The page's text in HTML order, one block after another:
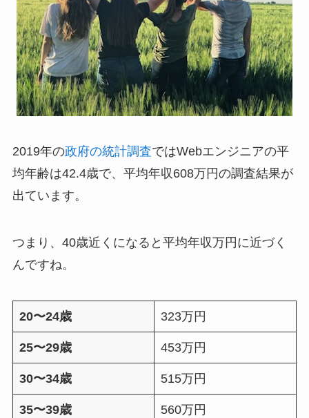
2019年の政府の統計調査ではWebエンジニアの平
均年齢は42.4歳で、平均年収608万円の調査結果が
出ています。
つまり、40歳近くになると平均年収万円に近づく
んですね。
20〜24歳 323万円
25〜29歳 453万円
30〜34歳 515万円
35〜39歳 560万円